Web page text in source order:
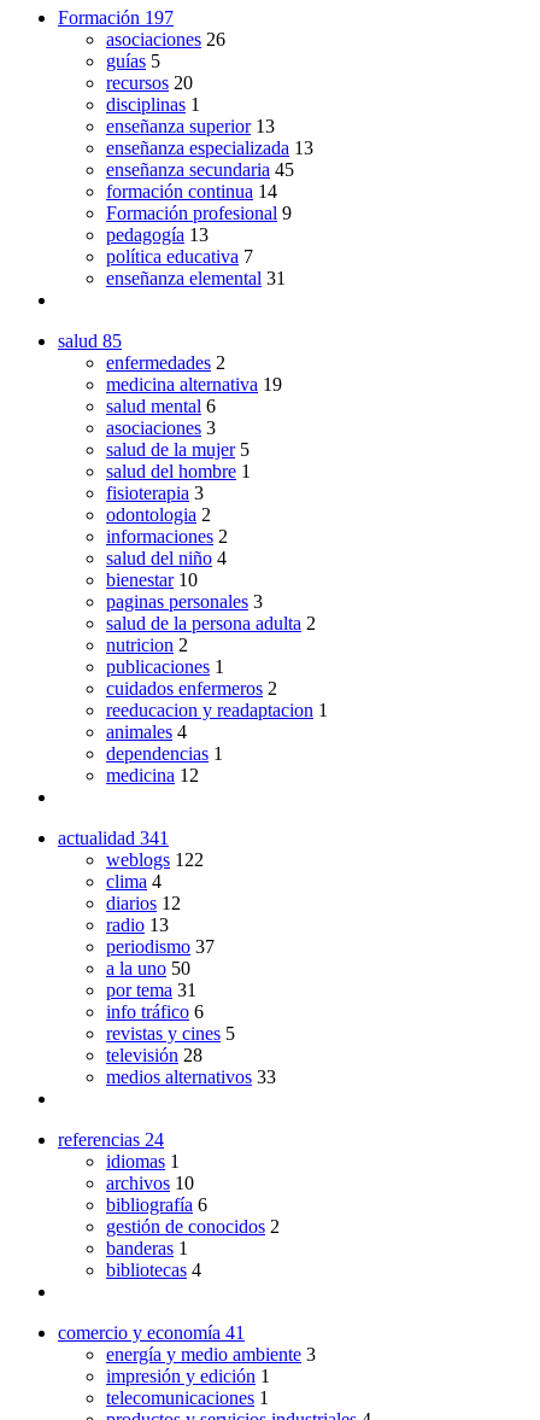
Formación 197
asociaciones 26
guías 5
recursos 20
disciplinas 1
enseñanza superior 13
enseñanza especializada 13
enseñanza secundaria 45
formación continua 14
Formación profesional 9
pedagogía 13
política educativa 7
enseñanza elemental 31
salud 85
enfermedades 2
medicina alternativa 19
salud mental 6
asociaciones 3
salud de la mujer 5
salud del hombre 1
fisioterapia 3
odontologia 2
informaciones 2
salud del niño 4
bienestar 10
paginas personales 3
salud de la persona adulta 2
nutricion 2
publicaciones 1
cuidados enfermeros 2
reeducacion y readaptacion 1
animales 4
dependencias 1
medicina 12
actualidad 341
weblogs 122
clima 4
diarios 12
radio 13
periodismo 37
a la uno 50
por tema 31
info tráfico 6
revistas y cines 5
televisión 28
medios alternativos 33
referencias 24
idiomas 1
archivos 10
bibliografía 6
gestión de conocidos 2
banderas 1
bibliotecas 4
comercio y economía 41
energía y medio ambiente 3
impresión y edición 1
telecomunicaciones 1